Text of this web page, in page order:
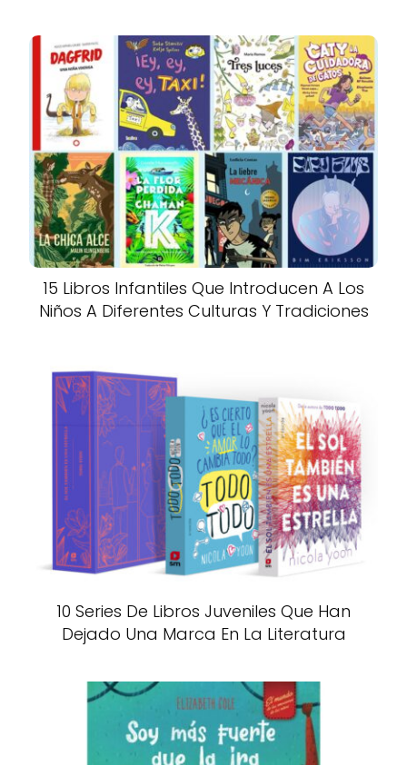
15 Libros Infantiles Que Introducen A Los
Niños A Diferentes Culturas Y Tradiciones
10 Series De Libros Juveniles Que Han
Dejado Una Marca En La Literatura